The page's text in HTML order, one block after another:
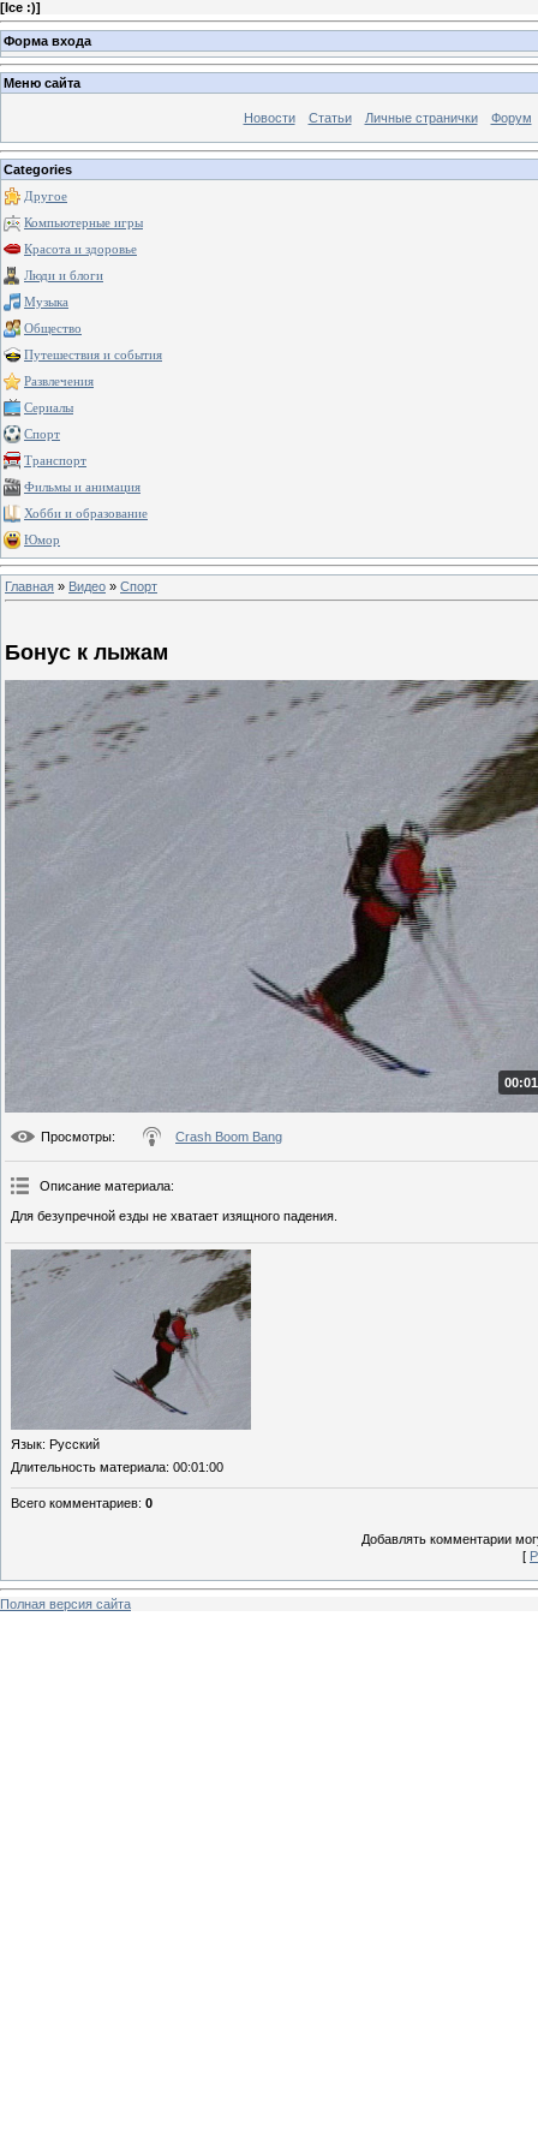
[Ice :)]
Форма входа
Меню сайта
Новости Статьи Личные странички Форум
Categories
Другое
Компьютерные игры
Красота и здоровье
Люди и блоги
Музыка
Общество
Путешествия и события
Развлечения
Сериалы
Спорт
Транспорт
Фильмы и анимация
Хобби и образование
Юмор
Главная » Видео » Спорт
Бонус к лыжам
Просмотры: Crash Boom Bang
Описание материала:
Для безупречной езды не хватает изящного падения.
Язык: Русский
Длительность материала: 00:01:00
Всего комментариев: 0
Добавлять комментарии
[
Полная версия сайта